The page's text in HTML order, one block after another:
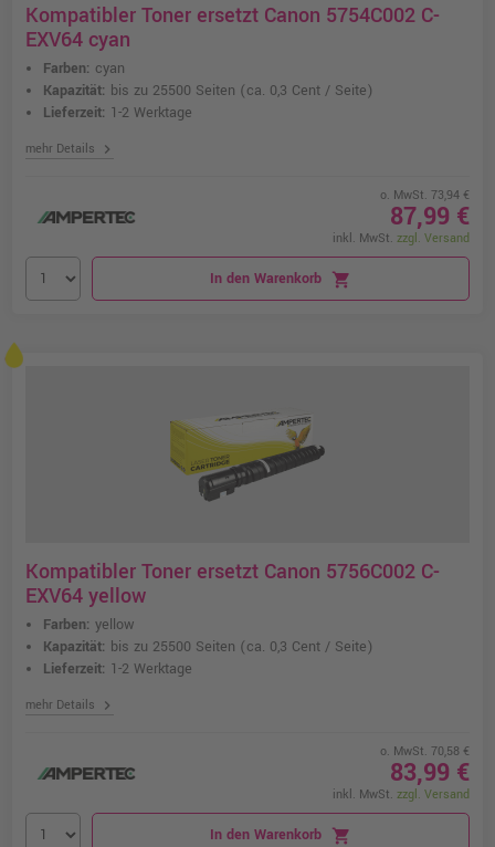
Kompatibler Toner ersetzt Canon 5754C002 C-
EXV64 cyan
Farben: cyan
Kapazität: bis zu 25500 Seiten (ca. 0,3 Cent / Seite)
Lieferzeit: 1-2 Werktage
mehr Details chevron_right
o. MwSt. 73,94 €
87,99 €
inkl. MwSt. zzgl. Versand
In den Warenkorb shopping_cart
Kompatibler Toner ersetzt Canon 5756C002 C-
EXV64 yellow
Farben: yellow
Kapazität: bis zu 25500 Seiten (ca. 0,3 Cent / Seite)
Lieferzeit: 1-2 Werktage
mehr Details chevron_right
o. MwSt. 70,58 €
83,99 €
inkl. MwSt. zzgl. Versand
In den Warenkorb shopping_cart